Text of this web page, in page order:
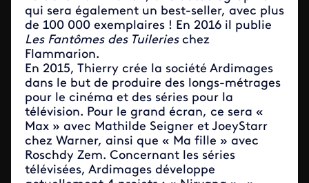
qui sera également un best-seller, avec plus
de 100 000 exemplaires ! En 2016 il publie
Les Fantômes des Tuilerieschez
Flammarion.
En 2015, Thierry crée la société Ardimages
dans le but de produire des longs-métrages
pour le cinéma et des séries pour la
télévision. Pour le grand écran, ce sera «
Max » avec Mathilde Seigner et JoeyStarr
chez Warner, ainsi que « Ma fille » avec
Roschdy Zem. Concernant les séries
télévisées, Ardimages développe